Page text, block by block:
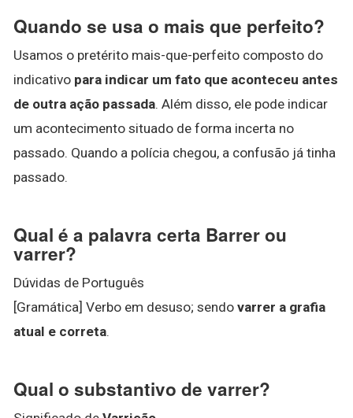
Quando se usa o mais que perfeito?
Usamos o pretérito mais-que-perfeito composto do
indicativo para indicar um fato que aconteceu antes
de outra ação passada. Além disso, ele pode indicar
um acontecimento situado de forma incerta no
passado. Quando a polícia chegou, a confusão já tinha
passado.
Qual é a palavra certa Barrer ou
varrer?
Dúvidas de Português
[Gramática] Verbo em desuso; sendo varrer a grafia
atual e correta.
Qual o substantivo de varrer?